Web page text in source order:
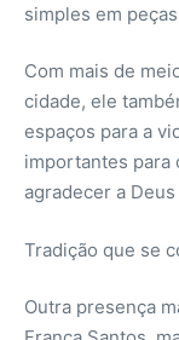
simples em
Com mais de
cidade, ele
espaços para a
importantes para
agradecer a
Tradição que se
Outra presença